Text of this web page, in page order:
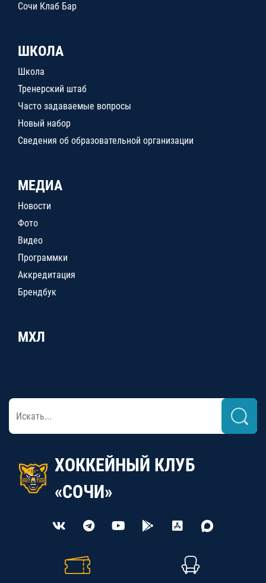
Сочи Клаб Бар
ШКОЛА
Школа
Тренерский штаб
Часто задаваемые вопросы
Новый набор
Сведения об образовательной организации
МЕДИА
Новости
Фото
Видео
Программки
Аккредитация
Брендбук
МХЛ
ХОККЕЙНЫЙ КЛУБ
«СОЧИ»